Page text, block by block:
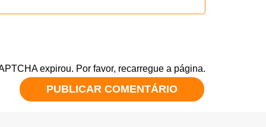
expirou. Por favor, recarregue a página.